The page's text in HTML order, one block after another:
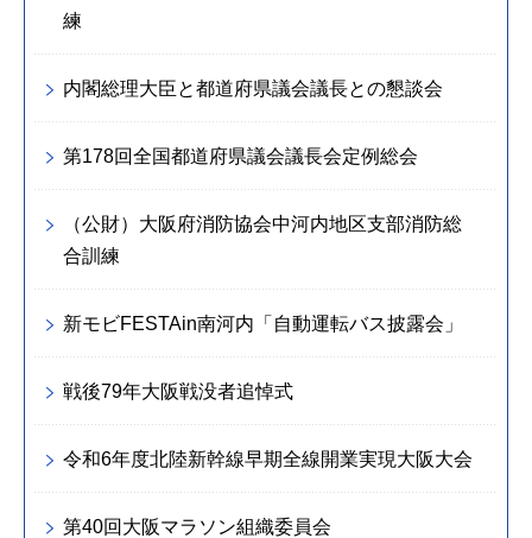
練
内閣総理大臣と都道府県議会議長との懇談会
第178回全国都道府県議会議長会定例総会
（公財）大阪府消防協会中河内地区支部消防総
合訓練
新モビFESTAin南河内「自動運転バス披露会」
戦後79年大阪戦没者追悼式
令和6年度北陸新幹線早期全線開業実現大阪大会
第40回大阪マラソン組織委員会